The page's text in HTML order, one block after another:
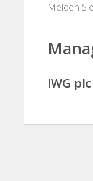
Melden
IWG plc